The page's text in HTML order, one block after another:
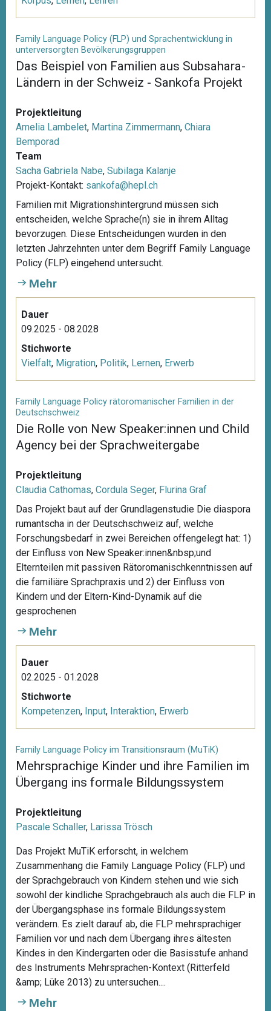
Family Language Policy (FLP) und Sprachentwicklung in
unterversorgten Bevölkerungsgruppen
Das Beispiel von Familien aus Subsahara-
Ländern in der Schweiz - Sankofa Projekt
Projektleitung
Amelia Lambelet, Martina Zimmermann, Chiara
Bemporad
Team
Sacha Gabriela Nabe, Subilaga Kalanje
Projekt-Kontakt: sankofa@hepl.ch
Familien mit Migrationshintergrund müssen sich
entscheiden, welche Sprache(n) sie in ihrem Alltag
bevorzugen. Diese Entscheidungen wurden in den
letzten Jahrzehnten unter dem Begriff Family Language
Policy (FLP) eingehend untersucht.
Mehr
Dauer
09.2025 - 08.2028
Stichworte
Vielfalt, Migration, Politik, Lernen, Erwerb
Family Language Policy rätoromanischer Familien in der
Deutschschweiz
Die Rolle von New Speaker:innen und Child
Agency bei der Sprachweitergabe
Projektleitung
Claudia Cathomas, Cordula Seger, Flurina Graf
Das Projekt baut auf der Grundlagenstudie Die diaspora
rumantscha in der Deutschschweiz auf, welche
Forschungsbedarf in zwei Bereichen offengelegt hat: 1)
der Einfluss von New Speaker:innen&nbsp;und
Elternteilen mit passiven Rätoromanischkenntnissen auf
die familiäre Sprachpraxis und 2) der Einfluss von
Kindern und der Eltern-Kind-Dynamik auf die
gesprochenen
Mehr
Dauer
02.2025 - 01.2028
Stichworte
Kompetenzen, Input, Interaktion, Erwerb
Family Language Policy im Transitionsraum (MuTiK)
Mehrsprachige Kinder und ihre Familien im
Übergang ins formale Bildungssystem
Projektleitung
Pascale Schaller, Larissa Trösch
Das Projekt MuTiK erforscht, in welchem
Zusammenhang die Family Language Policy (FLP) und
der Sprachgebrauch von Kindern stehen und wie sich
sowohl der kindliche Sprachgebrauch als auch die FLP in
der Übergangsphase ins formale Bildungssystem
verändern. Es zielt darauf ab, die FLP mehrsprachiger
Familien vor und nach dem Übergang ihres ältesten
Kindes in den Kindergarten oder die Basisstufe anhand
des Instruments Mehrsprachen-Kontext (Ritterfeld
&amp; Lüke 2013) zu untersuchen....
Mehr